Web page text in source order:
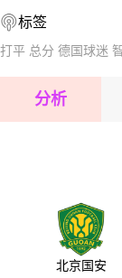
2026-08-
标签
打平 总分 德国球迷
分析
北京国安